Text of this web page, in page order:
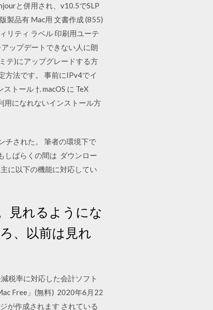
と併用され、v10.5でSLP
製品有 Mac用 文書作成 (855)
リティ ラベル 印刷用ユーテ
ップデートできない人に朗
テ)にアップグレードする方
方法です。 事前にIPv4でイ
トール †. macOS に TeX
用になれないインストール方
チされた。 筆者の環境下で
しばらくの間は ダウンロー
に以下の機能に対応してい
見れるようにな
、以前は見れ
税率に対応した会計ソフト
Free」(無料) 2020年6月22
が作成されます されている